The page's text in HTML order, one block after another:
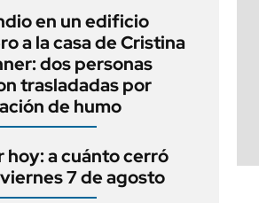
en un edificio
a la casa de Cristina
dos personas
trasladadas por
de humo
hoy: a cuánto cerró
7 de agosto